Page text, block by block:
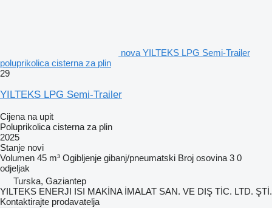
nova YILTEKS LPG Semi-Trailer
poluprikolica cisterna za plin
29
YILTEKS LPG Semi-Trailer
Cijena na upit
Poluprikolica cisterna za plin
2025
Stanje novi
Volumen 45 m³ Ogibljenje gibanj/pneumatski Broj osovina 3 0
odjeljak
Turska, Gaziantep
YILTEKS ENERJI ISI MAKİNA İMALAT SAN. VE DIŞ TİC. LTD. ŞTİ.
Kontaktirajte prodavatelja